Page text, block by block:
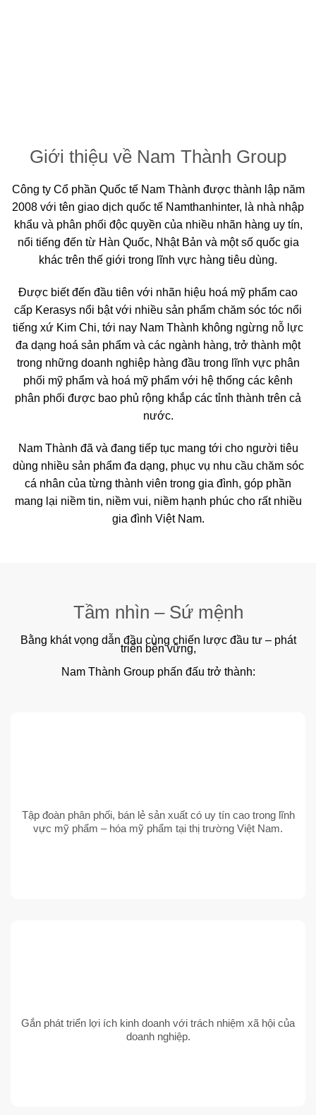
Giới thiệu về Nam Thành Group
Công ty Cổ phần Quốc tế Nam Thành được thành lập năm
2008 với tên giao dịch quốc tế Namthanhinter, là nhà nhập
khẩu và phân phối độc quyền của nhiều nhãn hàng uy tín,
nổi tiếng đến từ Hàn Quốc, Nhật Bản và một số quốc gia
khác trên thế giới trong lĩnh vực hàng tiêu dùng.
Được biết đến đầu tiên với nhãn hiệu hoá mỹ phẩm cao
cấp Kerasys nổi bật với nhiều sản phẩm chăm sóc tóc nổi
tiếng xứ Kim Chi, tới nay Nam Thành không ngừng nỗ lực
đa dạng hoá sản phẩm và các ngành hàng, trở thành một
trong những doanh nghiệp hàng đầu trong lĩnh vực phân
phối mỹ phẩm và hoá mỹ phẩm với hệ thống các kênh
phân phối được bao phủ rộng khắp các tỉnh thành trên cả
nước.
Nam Thành đã và đang tiếp tục mang tới cho người tiêu
dùng nhiều sản phẩm đa dạng, phục vụ nhu cầu chăm sóc
cá nhân của từng thành viên trong gia đình, góp phần
mang lại niềm tin, niềm vui, niềm hạnh phúc cho rất nhiều
gia đình Việt Nam.
Tầm nhìn – Sứ mệnh
Bằng khát vọng dẫn đầu cùng chiến lược đầu tư – phát
triển bền vững,
Nam Thành Group phấn đấu trở thành:
Tập đoàn phân phối, bán lẻ sản xuất có uy tín cao trong lĩnh
vực mỹ phẩm – hóa mỹ phẩm tại thị trường Việt Nam.
Gắn phát triển lợi ích kinh doanh với trách nhiệm xã hội của
doanh nghiệp.